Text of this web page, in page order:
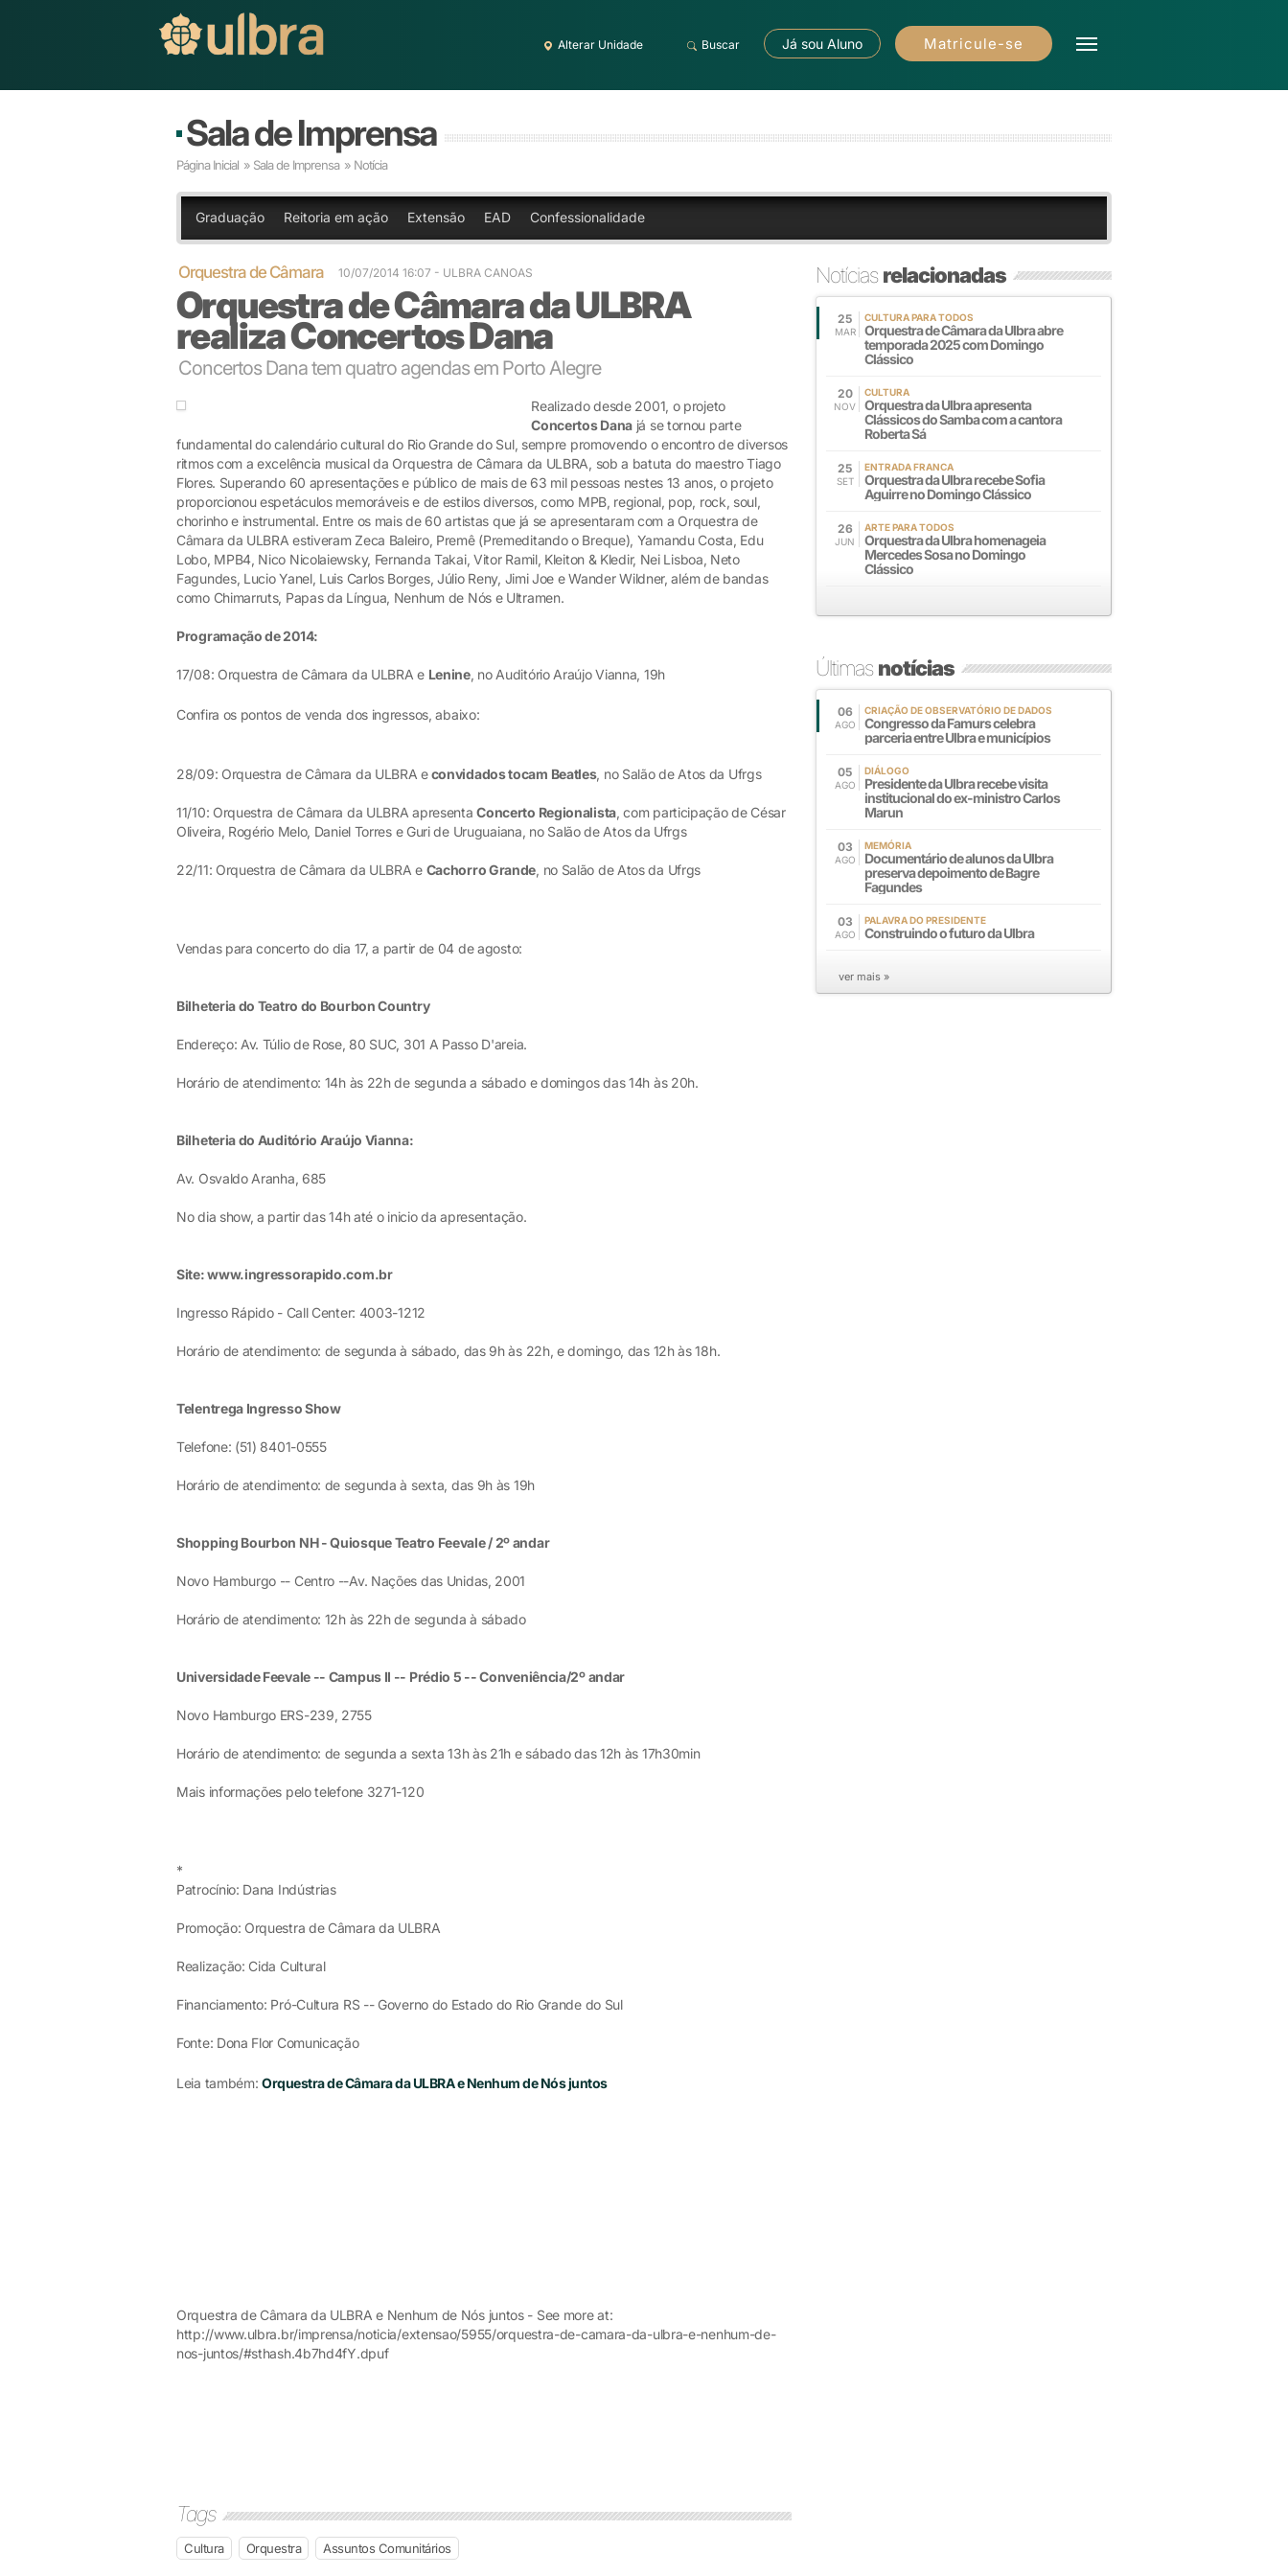
Alterar Unidade Buscar Já sou Aluno Matricule-se
Sala de Imprensa
Página Inicial » Sala de Imprensa » Notícia
Graduação Reitoria em ação Extensão EAD Confessionalidade
Orquestra de Câmara 10/07/2014 16:07 - ULBRA CANOAS
Orquestra de Câmara da ULBRA
realiza Concertos Dana
Concertos Dana tem quatro agendas em Porto Alegre
Realizado desde 2001, o projeto
Concertos Dana já se tornou parte
fundamental do calendário cultural do Rio Grande do Sul, sempre promovendo o encontro de diversos
ritmos com a excelência musical da Orquestra de Câmara da ULBRA, sob a batuta do maestro Tiago
Flores. Superando 60 apresentações e público de mais de 63 mil pessoas nestes 13 anos, o projeto
proporcionou espetáculos memoráveis e de estilos diversos, como MPB, regional, pop, rock, soul,
chorinho e instrumental. Entre os mais de 60 artistas que já se apresentaram com a Orquestra de
Câmara da ULBRA estiveram Zeca Baleiro, Premê (Premeditando o Breque), Yamandu Costa, Edu
Lobo, MPB4, Nico Nicolaiewsky, Fernanda Takai, Vitor Ramil, Kleiton & Kledir, Nei Lisboa, Neto
Fagundes, Lucio Yanel, Luis Carlos Borges, Júlio Reny, Jimi Joe e Wander Wildner, além de bandas
como Chimarruts, Papas da Língua, Nenhum de Nós e Ultramen.
Programação de 2014:
17/08: Orquestra de Câmara da ULBRA e Lenine, no Auditório Araújo Vianna, 19h
Confira os pontos de venda dos ingressos, abaixo:
28/09: Orquestra de Câmara da ULBRA econvidados tocam Beatles, no Salão de Atos da Ufrgs
11/10: Orquestra de Câmara da ULBRA apresentaConcerto Regionalista, com participação de César
Oliveira, Rogério Melo, Daniel Torres e Guri de Uruguaiana, no Salão de Atos da Ufrgs
22/11: Orquestra de Câmara da ULBRA e Cachorro Grande, no Salão de Atos da Ufrgs
Vendas para concerto do dia 17, a partir de 04 de agosto:
Bilheteria do Teatro do Bourbon Country
Endereço: Av. Túlio de Rose, 80 SUC, 301 A Passo D'areia.
Horário de atendimento: 14h às 22h de segunda a sábado e domingos das 14h às 20h.
Bilheteria do Auditório Araújo Vianna:
Av. Osvaldo Aranha, 685
No dia show, a partir das 14h até o inicio da apresentação.
Site: www.ingressorapido.com.br
Ingresso Rápido - Call Center: 4003-1212
Horário de atendimento: de segunda à sábado, das 9h às 22h, e domingo, das 12h às 18h.
Telentrega Ingresso Show
Telefone: (51) 8401-0555
Horário de atendimento: de segunda à sexta, das 9h às 19h
Shopping Bourbon NH - Quiosque Teatro Feevale / 2º andar
Novo Hamburgo -- Centro --Av. Nações das Unidas, 2001
Horário de atendimento: 12h às 22h de segunda à sábado
Universidade Feevale -- Campus II -- Prédio 5 -- Conveniência/2º andar
Novo Hamburgo ERS-239, 2755
Horário de atendimento: de segunda a sexta 13h às 21h e sábado das 12h às 17h30min
Mais informações pelo telefone 3271-120
*
Patrocínio: Dana Indústrias
Promoção: Orquestra de Câmara da ULBRA
Realização: Cida Cultural
Financiamento: Pró-Cultura RS -- Governo do Estado do Rio Grande do Sul
Fonte: Dona Flor Comunicação
Leia também:Orquestra de Câmara da ULBRA e Nenhum de Nós juntos
Orquestra de Câmara da ULBRA e Nenhum de Nós juntos - See more at:
http://www.ulbra.br/imprensa/noticia/extensao/5955/orquestra-de-camara-da-ulbra-e-nenhum-de-
nos-juntos/#sthash.4b7hd4fY.dpuf
Tags
Cultura Orquestra Assuntos Comunitários
Notíciasrelacionadas
25
MAR
CULTURA PARA TODOS
Orquestra de Câmara da Ulbra abre
temporada 2025 com Domingo
Clássico
20
NOV
CULTURA
Orquestra da Ulbra apresenta
Clássicos do Samba com a cantora
Roberta Sá
25
SET
ENTRADA FRANCA
Orquestra da Ulbra recebe Sofia
Aguirre no Domingo Clássico
26
JUN
ARTE PARA TODOS
Orquestra da Ulbra homenageia
Mercedes Sosa no Domingo
Clássico
Últimasnotícias
06
AGO
CRIAÇÃO DE OBSERVATÓRIO DE DADOS
Congresso da Famurs celebra
parceria entre Ulbra e municípios
05
AGO
DIÁLOGO
Presidente da Ulbra recebe visita
institucional do ex-ministro Carlos
Marun
03
AGO
MEMÓRIA
Documentário de alunos da Ulbra
preserva depoimento de Bagre
Fagundes
03
AGO
PALAVRA DO PRESIDENTE
Construindo o futuro da Ulbra
ver mais »